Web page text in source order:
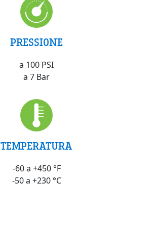
PRESSIONE
a 100 PSI
a 7 Bar
TEMPERATURA
-60 a +450 °F
-50 a +230 °C